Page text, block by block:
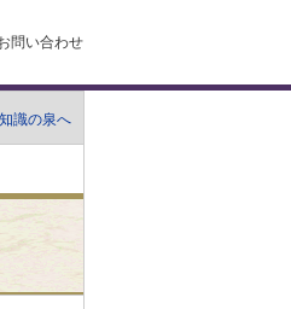
問い合わせ
知識の泉へ